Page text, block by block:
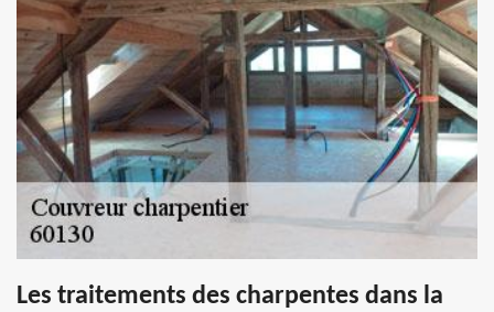
Les traitements des charpentes dans la